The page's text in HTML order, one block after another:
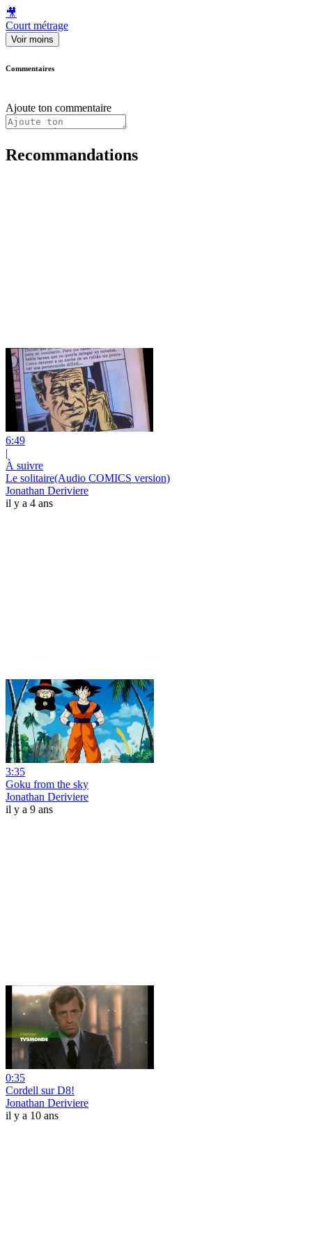
🎥
Court métrage
Voir moins
Commentaires
Ajoute ton commentaire
Recommandations
6:49
|
À suivre
Le solitaire(Audio COMICS version)
Jonathan Deriviere
il y a 4 ans
3:35
Goku from the sky
Jonathan Deriviere
il y a 9 ans
0:35
Cordell sur D8!
Jonathan Deriviere
il y a 10 ans